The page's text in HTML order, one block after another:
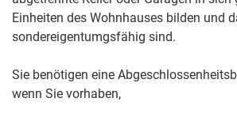
Einheiten des Wohnhauses bilden und
sondereigentumgsfähig sind.
Sie benötigen eine
wenn Sie vorhaben,